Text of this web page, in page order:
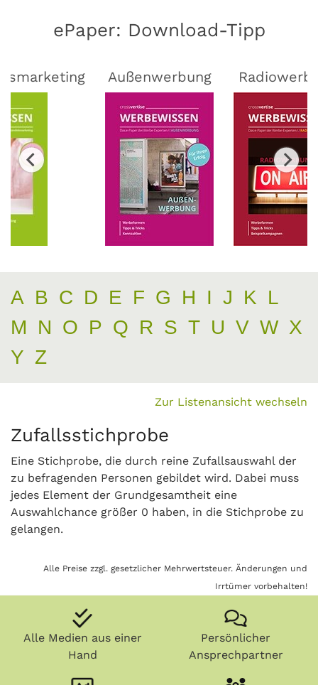
ePaper: Download-Tipp
Außenwerbung
A B C D E F G H I J K L
M
N O P Q R S T U V W X
Y Z
Zur Listenansicht wechseln
Zufallsstichprobe
Eine Stichprobe, die durch reine Zufallsauswahl der
zu befragenden Personen gebildet wird. Dabei muss
jedes Element der Grundgesamtheit eine
Auswahlchance größer 0 haben, in die Stichprobe zu
gelangen.
Alle Preise zzgl. gesetzlicher Mehrwertsteuer. Änderungen und
Irrtümer vorbehalten!
Alle Medien aus einer
Hand
Persönlicher
Ansprechpartner